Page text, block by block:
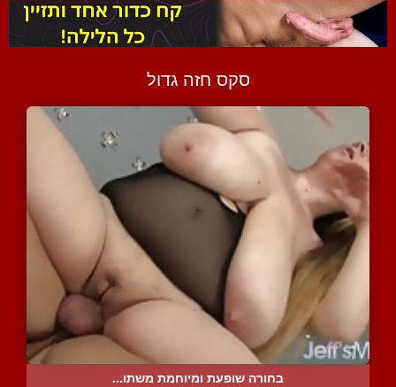
סקס חזה גדול
בחורה שופעת ומיוחמת משתו...